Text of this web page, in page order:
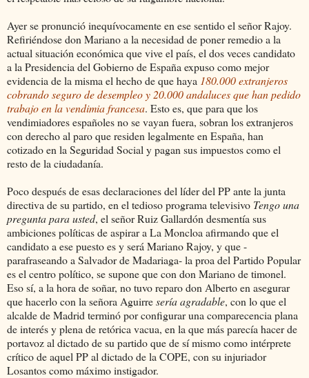
Ayer se pronunció inequívocamente en ese sentido el señor Rajoy.
Refiriéndose don Mariano a la necesidad de poner remedio a la
actual situación económica que vive el país, el dos veces candidato
a la Presidencia del Gobierno de España expuso como mejor
evidencia de la misma el hecho de que haya 180.000 extranjeros
cobrando seguro de desempleo y 20.000 andaluces que han pedido
trabajo en la vendimia francesa. Esto es, que para que los
vendimiadores españoles no se vayan fuera, sobran los extranjeros
con derecho al paro que residen legalmente en España, han
cotizado en la Seguridad Social y pagan sus impuestos como el
resto de la ciudadanía.
Poco después de esas declaraciones del líder del PP ante la junta
directiva de su partido, en el tedioso programa televisivo Tengo una
pregunta para usted, el señor Ruiz Gallardón desmentía sus
ambiciones políticas de aspirar a La Moncloa afirmando que el
candidato a ese puesto es y será Mariano Rajoy, y que -
parafraseando a Salvador de Madariaga- la proa del Partido Popular
es el centro político, se supone que con don Mariano de timonel.
Eso sí, a la hora de soñar, no tuvo reparo don Alberto en asegurar
que hacerlo con la señora Aguirresería agradable, con lo que el
alcalde de Madrid terminó por configurar una comparecencia plana
de interés y plena de retórica vacua, en la que más parecía hacer de
portavoz al dictado de su partido que de sí mismo como intérprete
crítico de aquel PP al dictado de la COPE, con su injuriador
Losantos como máximo instigador.